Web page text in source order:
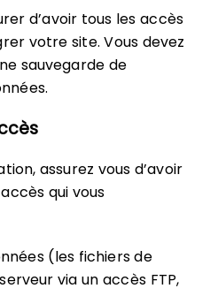
d’avoir tous les accès
votre site. Vous devez
sauvegarde de
assurez vous d’avoir
qui vous
(les fichiers de
via un accès FTP,